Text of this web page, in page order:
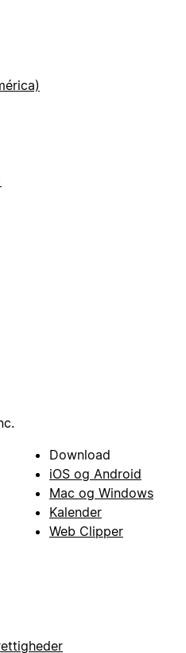
Download
iOS og Android
Mac og Windows
Kalender
Web Clipper